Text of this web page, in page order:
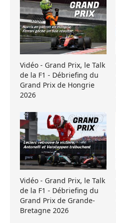
Vidéo - Grand Prix, le Talk
de la F1 - Débriefing du
Grand Prix de Hongrie
2026
Vidéo - Grand Prix, le Talk
de la F1 - Débriefing du
Grand Prix de Grande-
Bretagne 2026